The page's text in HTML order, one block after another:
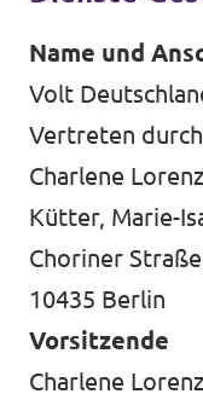
Weitere
Deutschland
unf*ck berlin
Volt
Volt in deinem
Menschen
Unsere Events
unf*ck berlin
Name und
Volt
Vertreten
Charlene
Kütter, Marie-
Choriner
10435 Berlin
Vorsitzende
Charlene